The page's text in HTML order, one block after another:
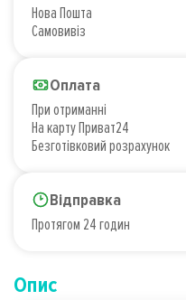
Нова Пошта
Самовивіз
Оплата
При отриманні
На карту Приват24
Безготівковий розрахунок
Відправка
Протягом 24 годин
Опис